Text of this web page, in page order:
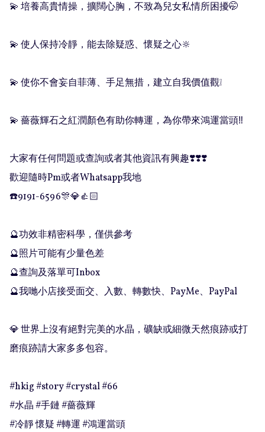
💫 培養高貴情操，擴闊心胸，不致為兒女私情所困擾🤭
💫 使人保持冷靜，能去除疑惑、懷疑之心🔆
💫 使你不會妄自菲薄、手足無措，建立自我價值觀❕
💫 薔薇輝石之紅潤顏色有助你轉運，為你帶來鴻運當頭‼️
大家有任何問題或查詢或者其他資訊有興趣❣️❣️❣️
歡迎隨時Pm或者Whatsapp我地
☎️9191-6596🎊💎👍🏻
🔮功效非精密科學，僅供參考
🔮照片可能有少量色差
🔮查詢及落單可Inbox
🔮我哋小店接受面交、入數、轉數快、PayMe、PayPal
💎 世界上沒有絕對完美的水晶，礦缺或細微天然痕跡或打
磨痕跡請大家多多包容。
#hkig #story #crystal #66
#水晶 #手鏈 #薔薇輝
#冷靜 懷疑 #轉運 #鴻運當頭